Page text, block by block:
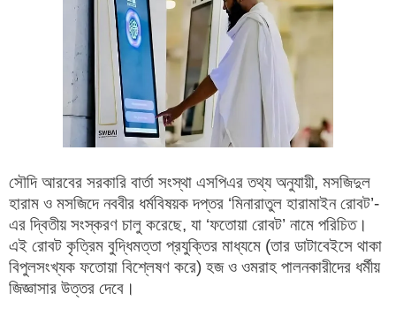
সৌদি আরবের সরকারি বার্তা সংস্থা এসপিএর তথ্য অনুযায়ী, মসজিদুল
হারাম ও মসজিদে নববীর ধর্মবিষয়ক দপ্তর ‘মিনারাতুল হারামাইন রোবট’-
এর দ্বিতীয় সংস্করণ চালু করেছে, যা ‘ফতোয়া রোবট’ নামে পরিচিত।
এই রোবট কৃত্রিম বুদ্ধিমত্তা প্রযুক্তির মাধ্যমে (তার ডাটাবেইসে থাকা
বিপুলসংখ্যক ফতোয়া বিশ্লেষণ করে) হজ ও ওমরাহ পালনকারীদের ধর্মীয়
জিজ্ঞাসার উত্তর দেবে।